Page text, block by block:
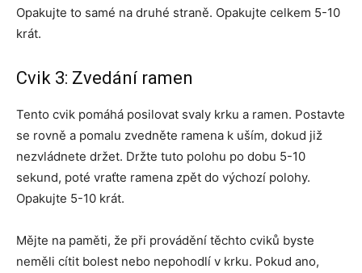
Opakujte to samé na druhé straně. Opakujte celkem 5-10
krát.
Cvik 3: Zvedání ramen
Tento cvik pomáhá posilovat svaly krku a ramen. Postavte
se rovně a pomalu zvedněte ramena k uším, dokud již
nezvládnete držet. Držte tuto polohu po dobu 5-10
sekund, poté vraťte ramena zpět do výchozí polohy.
Opakujte 5-10 krát.
Mějte na paměti, že při provádění těchto cviků byste
neměli cítit bolest nebo nepohodlí v krku. Pokud ano,